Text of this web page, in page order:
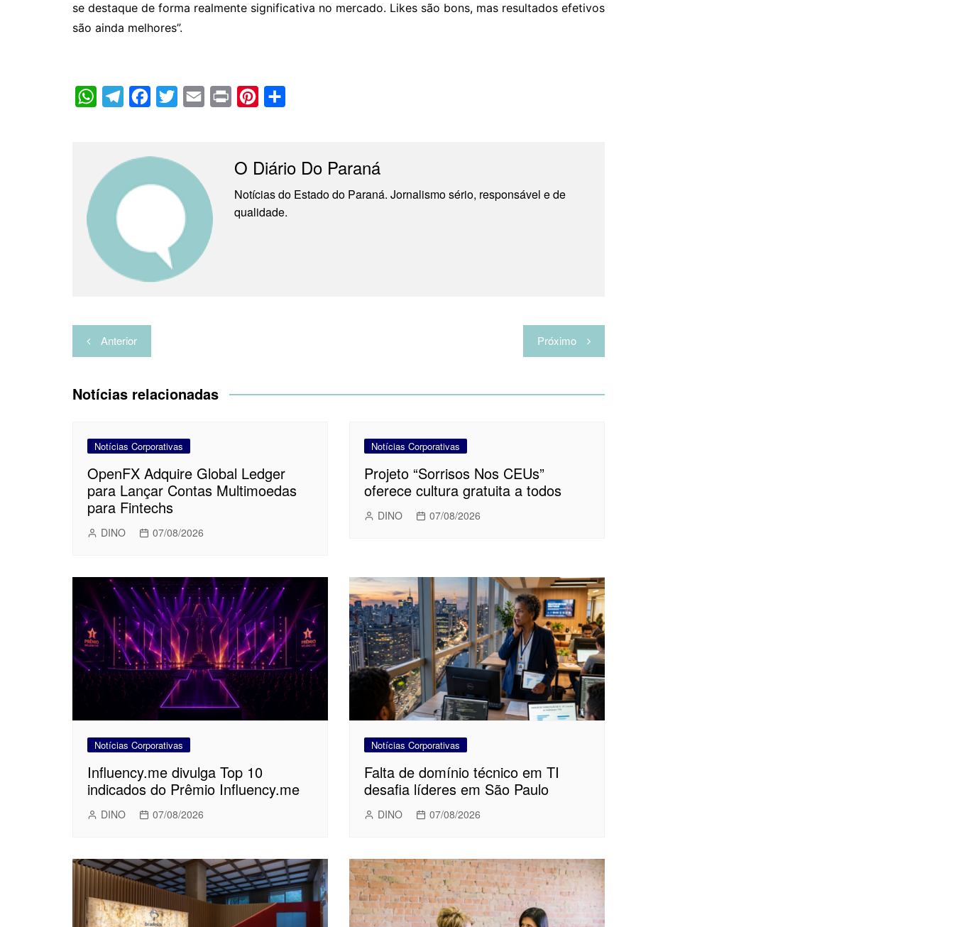
se destaque de forma realmente significativa no mercado. Likes são bons, mas resultados efetivos
são ainda melhores”.
W
s
e
m
e
b
t
e
n
t
r
p
r
O Diário Do Paraná
Notícias do Estado do Paraná. Jornalismo sério, responsável e de
qualidade.
Navegação
de
Post
Anterior Próximo
Notícias relacionadas
Notícias Corporativas
OpenFX Adquire Global Ledger
para Lançar Contas Multimoedas
para Fintechs
DINO 07/08/2026
Notícias Corporativas
Projeto “Sorrisos Nos CEUs”
oferece cultura gratuita a todos
DINO 07/08/2026
Notícias Corporativas
Influency.me divulga Top 10
indicados do Prêmio Influency.me
DINO 07/08/2026
Notícias Corporativas
Falta de domínio técnico em TI
desafia líderes em São Paulo
DINO 07/08/2026